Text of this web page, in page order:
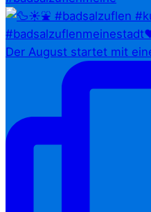
Der August startet mit